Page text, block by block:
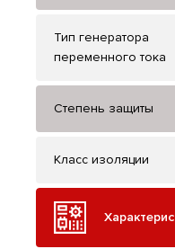
Тип генератора
переменного тока
Степень защиты
Класс изоляции